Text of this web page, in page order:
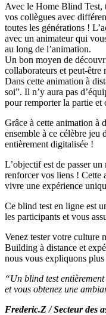
Avec le Home Blind Test,
vos collègues avec
toutes les générations !
avec un animateur qui
au long de l’animation.
Un bon moyen de
collaborateurs et peut-être
Dans cette animation à
soi”. Il n’y aura pas
pour remporter la partie
Grâce à cette animation à
ensemble à ce célèbre jeu
entièrement digitalisée !
L’objectif est de passer
renforcer vos liens ! Cette
vivre une expérience
Ce blind test en ligne est
les participants et vous
Venez tester votre culture
Building à distance et
nous vous expliquons plus
“Un blind test
et vous obtenez une
Frederic.Z / Secteur des